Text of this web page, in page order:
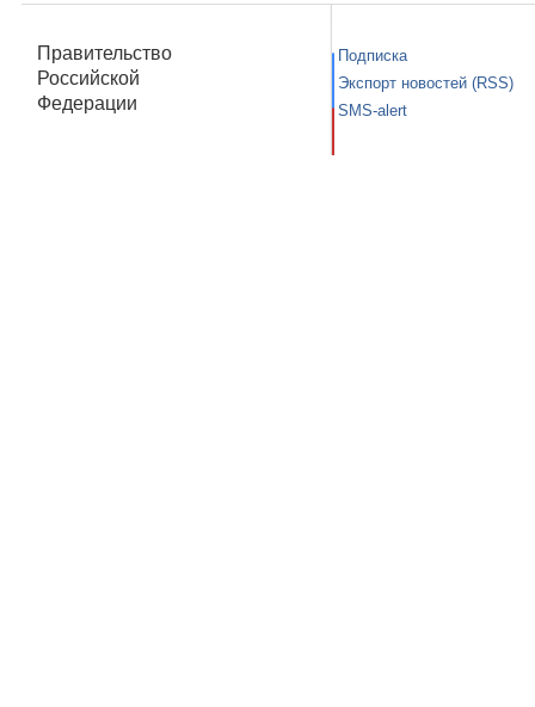
Правительство
Российской
Федерации
Подписка
Экспорт новостей (RSS)
SMS-alert